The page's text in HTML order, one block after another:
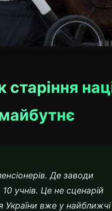
Де заводи
учнів. Це не сценарій
України вже у найближчі